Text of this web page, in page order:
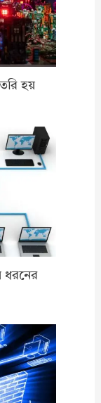
হয়
ধরনের